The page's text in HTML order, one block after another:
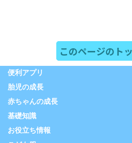
このページのト
便利アプリ
胎児の成長
赤ちゃんの成長
基礎知識
お役立ち情報